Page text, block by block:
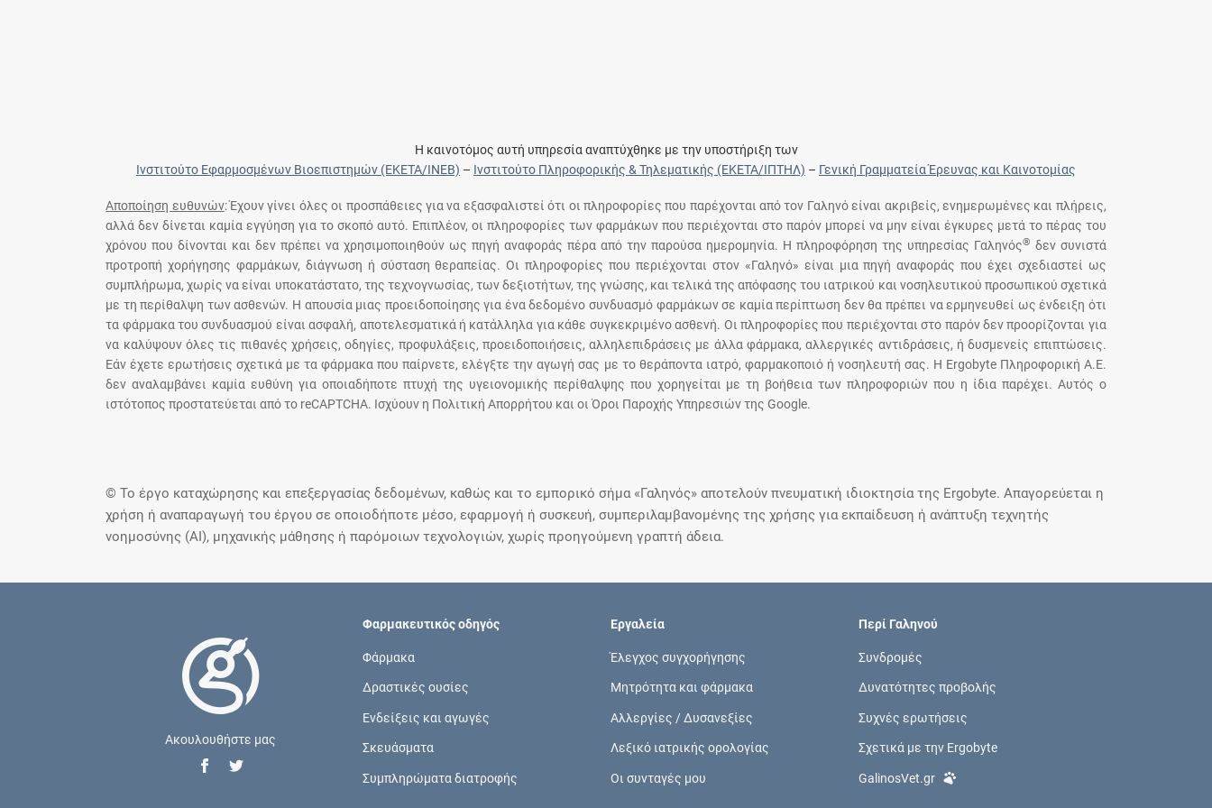
Η καινοτόμος αυτή υπηρεσία αναπτύχθηκε με την υποστήριξη των
Ινστιτούτο Εφαρμοσμένων Βιοεπιστημών (ΕΚΕΤΑ/ΙΝΕΒ) – Ινστιτούτο Πληροφορικής & Τηλεματικής (ΕΚΕΤΑ/ΙΠΤΗΛ) – Γενική Γραμματεία Έρευνας και Καινοτομίας
Αποποίηση ευθυνών: Έχουν γίνει όλες οι προσπάθειες για να εξασφαλιστεί ότι οι πληροφορίες που παρέχονται από τον Γαληνό είναι ακριβείς, ενημερωμένες και πλήρεις,
αλλά δεν δίνεται καμία εγγύηση για το σκοπό αυτό. Επιπλέον, οι πληροφορίες των φαρμάκων που περιέχονται στο παρόν μπορεί να μην είναι έγκυρες μετά το πέρας του
χρόνου που δίνονται και δεν πρέπει να χρησιμοποιηθούν ως πηγή αναφοράς πέρα από την παρούσα ημερομηνία. Η πληροφόρηση της υπηρεσίας Γαληνός® δεν συνιστά
προτροπή χορήγησης φαρμάκων, διάγνωση ή σύσταση θεραπείας. Οι πληροφορίες που περιέχονται στον «Γαληνό» είναι μια πηγή αναφοράς που έχει σχεδιαστεί ως
συμπλήρωμα, χωρίς να είναι υποκατάστατο, της τεχνογνωσίας, των δεξιοτήτων, της γνώσης, και τελικά της απόφασης του ιατρικού και νοσηλευτικού προσωπικού σχετικά
με τη περίθαλψη των ασθενών. Η απουσία μιας προειδοποίησης για ένα δεδομένο συνδυασμό φαρμάκων σε καμία περίπτωση δεν θα πρέπει να ερμηνευθεί ως ένδειξη ότι
τα φάρμακα του συνδυασμού είναι ασφαλή, αποτελεσματικά ή κατάλληλα για κάθε συγκεκριμένο ασθενή. Οι πληροφορίες που περιέχονται στο παρόν δεν προορίζονται για
να καλύψουν όλες τις πιθανές χρήσεις, οδηγίες, προφυλάξεις, προειδοποιήσεις, αλληλεπιδράσεις με άλλα φάρμακα, αλλεργικές αντιδράσεις, ή δυσμενείς επιπτώσεις.
Εάν έχετε ερωτήσεις σχετικά με τα φάρμακα που παίρνετε, ελέγξτε την αγωγή σας με το θεράποντα ιατρό, φαρμακοποιό ή νοσηλευτή σας. Η Ergobyte Πληροφορική Α.Ε.
δεν αναλαμβάνει καμία ευθύνη για οποιαδήποτε πτυχή της υγειονομικής περίθαλψης που χορηγείται με τη βοήθεια των πληροφοριών που η ίδια παρέχει. Αυτός ο
ιστότοπος προστατεύεται από το reCAPTCHA. Ισχύουν η Πολιτική Απορρήτου και οι Όροι Παροχής Υπηρεσιών της Google.
© Το έργο καταχώρησης και επεξεργασίας δεδομένων, καθώς και το εμπορικό σήμα «Γαληνός» αποτελούν πνευματική ιδιοκτησία της Ergobyte. Απαγορεύεται η
χρήση ή αναπαραγωγή του έργου σε οποιοδήποτε μέσο, εφαρμογή ή συσκευή, συμπεριλαμβανομένης της χρήσης για εκπαίδευση ή ανάπτυξη τεχνητής
νοημοσύνης (AI), μηχανικής μάθησης ή παρόμοιων τεχνολογιών, χωρίς προηγούμενη γραπτή άδεια.
Ακουλουθήστε μας
Φαρμακευτικός οδηγός
Φάρμακα
Δραστικές ουσίες
Ενδείξεις και αγωγές
Σκευάσματα
Συμπληρώματα διατροφής
Εργαλεία
Έλεγχος συγχορήγησης
Μητρότητα και φάρμακα
Αλλεργίες / Δυσανεξίες
Λεξικό ιατρικής ορολογίας
Οι συνταγές μου
Περί Γαληνού
Συνδρομές
Δυνατότητες προβολής
Συχνές ερωτήσεις
Σχετικά με την Ergobyte
GalinosVet.gr